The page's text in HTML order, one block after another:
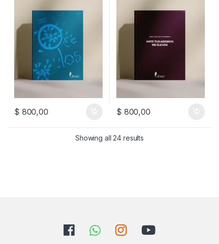
$ 800,00 $ 800,00
Showing all 24 resultsSorted by latest